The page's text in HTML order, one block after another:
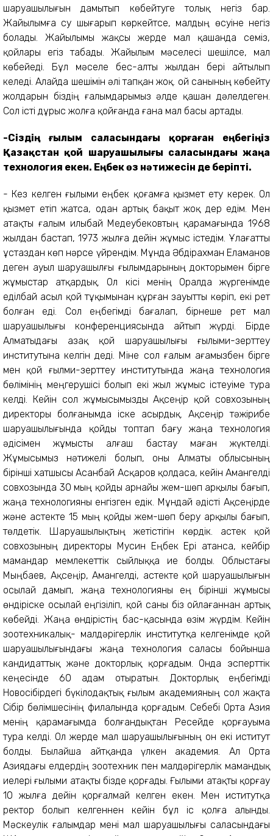
шаруашылығын дамытып көбейтуге толық негіз бар.
Жайылымға су шығарып көркейтсе, малдың өсуіне негіз
болады. Жайылымы жақсы жерде мал қашанда семіз,
қойлары егіз табады. Жайылым мәселесі шешілсе, мал
көбейеді. Бұл мәселе бес-алты жылдан бері айтылып
келеді. Алайда шешімін әлі тапқан жоқ. Қой санының көбейту
жолдарын біздің ғалымдарымыз әлде қашан дәлелдеген.
Сол істі дұрыс жолға қойғанда ғана мал басы артады.
-Сіздің ғылым саласындағы қорғаған еңбегіңіз
Қазақстан қой шаруашылығы саласындағы жаңа
технология екен. Еңбек өз нәтижесін де беріпті.
- Кез келген ғылыми еңбек қоғамға қызмет ету керек. Ол
қызмет етіп жатса, одан артық бақыт жоқ дер едім. Мен
атақты ғалым Қилыбай Медеубековтың қарамағында 1968
жылдан бастап, 1973 жылға дейін жұмыс істедім. Ұлағатты
ұстаздан көп нәрсе үйрендім. Мұнда Әбдірахман Еламанов
деген ауыл шаруашылғы ғылымдарының докторымен бірге
жұмыстар атқардық. Ол кісі менің Оралда жүргенімде
еділбай асыл қой тұқымынан құрған зауытты көріп, екі рет
болған еді. Сол еңбегімді бағалап, бірнеше рет мал
шаруашылығы конференциясында айтып жүрді. Бірде
Алматыдағы Қазақ қой шаруашылығы ғылыми-зерттеу
институтына келгін деді. Міне сол ғалым ағамызбен бірге
мен қой ғылми-зерттеу институтында жаңа технология
бөлімінің меңгерушісі болып екі жыл жұмыс істеуіме тура
келді. Кейін сол жұмысымызды Ақсеңір қой совхозының
директоры болғанымда іске асырдық. Ақсеңір тәжірибе
шаруашылығында қойды топтап бағу жаңа технология
әдісімен жұмысты алғаш бастау маған жүктелді.
Жұмысымыз нәтижелі болып, оны Алматы облысының
бірінші хатшысы Асанбай Асқаров қолдаса, кейін Амангелді
совхозында 30 мың қойды арнайы жем-шөп арқылы бағып,
жаңа технологияны енгізген едік. Мұндай әдісті Ақсеңірде
және Қастекте 15 мың қойды жем-шөп беру арқылы бағып,
төлдетік. Шаруашылықтың жетістігін көрдік. Қастек қой
совхозының директоры Мусин Еңбек Ері атанса, кейбір
мамандар мемлекеттік сыйлыққа ие болды. Облыстағы
Мыңбаев, Ақсеңір, Амангелді, Қастекте қой шаруашылығын
осылай дамып, жаңа технологияны ең бірінші жұмысы
өндіріске осылай еңгізіліп, қой саны біз ойлағаннан артық
көбейді. Жаңа өндірістің бас-қасында өзім жүрдім. Кейін
зоотехникалық- малдәрігерлік институтқа келгенімде қой
шаруашылығындағы жаңа технология саласы бойынша
кандидаттық және докторлық қорғадым. Онда эсперттік
кеңесінде 60 адам отыратын. Докторлық еңбегімді
Новосібірдегі бүкілодақтық ғылым академияның сол жақта
Сібір бөлімшесінің филалында қорғадым. Себебі Орта Азия
менің қарамағымда болғандықтан Ресейде қорғауыма
тура келді. Ол жерде мал шаруашылығының он екі иститут
болды. Былайша айтқанда үлкен академия. Ал Орта
Азиядағы елдердің зоотехник пен малдәрігерлік мамандық
иелері ғылыми атақты бізде қорғады. Ғылыми атақты қорғау
10 жылға дейін қорғалмай келген екен. Мен иститутқа
ректор болып келгеннен кейін бұл іс қолға алынды.
Мәскеулік ғалымдар мені мал шаруашылығы саласындағы